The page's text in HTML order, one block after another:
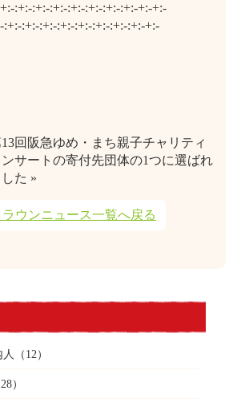
:+:-:+:-:+:-:+:-:+:-:+:-:+:-+:-+:-
:+:-:+:-:+:-:+:-:+:-:+:-:+:-+:-
回阪急ゆめ・まち親子チャリティ
ンサートの寄付先団体の1つに選ばれ
した »
ラウンニュース一覧へ戻る
（12）
）